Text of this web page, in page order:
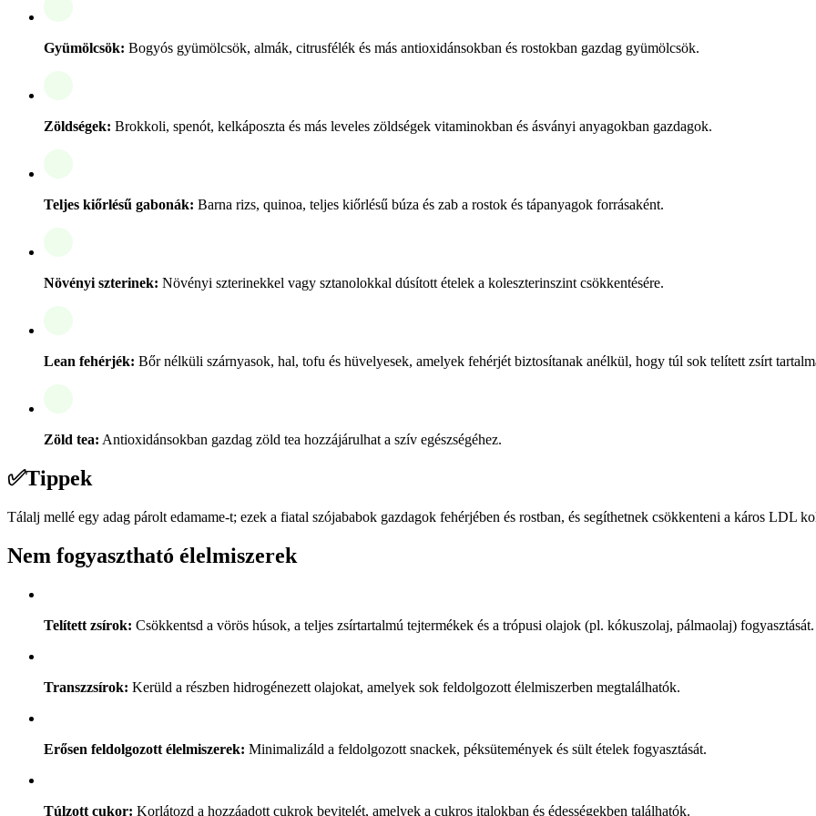
Gyümölcsök: Bogyós gyümölcsök, almák, citrusfélék és más antioxidánsokban és rostokban gazdag gyümölcsök.
Zöldségek: Brokkoli, spenót, kelkáposzta és más leveles zöldségek vitaminokban és ásványi anyagokban gazdagok.
Teljes kiőrlésű gabonák: Barna rizs, quinoa, teljes kiőrlésű búza és zab a rostok és tápanyagok forrásaként.
Növényi szterinek: Növényi szterinekkel vagy sztanolokkal dúsított ételek a koleszterinszint csökkentésére.
Lean fehérjék: Bőr nélküli szárnyasok, hal, tofu és hüvelyesek, amelyek fehérjét biztosítanak anélkül, hogy túl sok telített zsírt
Zöld tea: Antioxidánsokban gazdag zöld tea hozzájárulhat a szív egészségéhez.
✅Tippek
Tálalj mellé egy adag párolt edamame-t; ezek a fiatal szójababok gazdagok fehérjében és rostban, és segíthetnek csökkenteni a káros LDL
Nem fogyasztható élelmiszerek
Telített zsírok: Csökkentsd a vörös húsok, a teljes zsírtartalmú tejtermékek és a trópusi olajok (pl. kókuszolaj, pálmaolaj) fogyasztását.
Transzzsírok: Kerüld a részben hidrogénezett olajokat, amelyek sok feldolgozott élelmiszerben megtalálhatók.
Erősen feldolgozott élelmiszerek: Minimalizáld a feldolgozott snackek, péksütemények és sült ételek fogyasztását.
Túlzott cukor: Korlátozd a hozzáadott cukrok bevitelét, amelyek a cukros italokban és édességekben találhatók.